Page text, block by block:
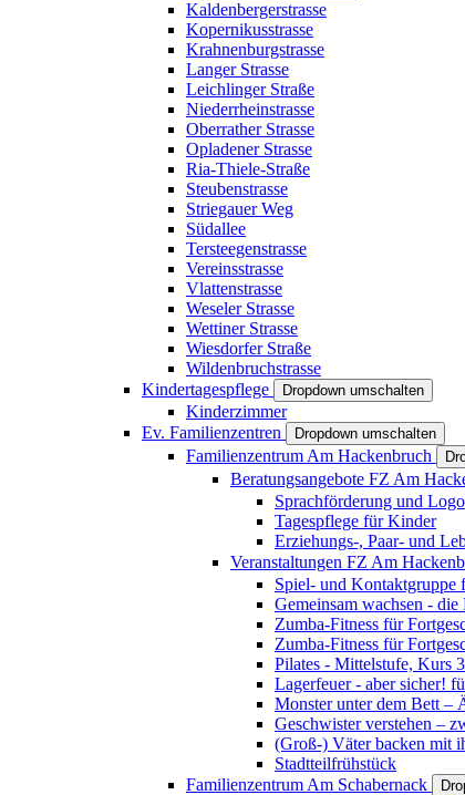
Kaldenbergerstrasse
Kopernikusstrasse
Krahnenburgstrasse
Langer Strasse
Leichlinger Straße
Niederrheinstrasse
Oberrather Strasse
Opladener Strasse
Ria-Thiele-Straße
Steubenstrasse
Striegauer Weg
Südallee
Tersteegenstrasse
Vereinsstrasse
Vlattenstrasse
Weseler Strasse
Wettiner Strasse
Wiesdorfer Straße
Wildenbruchstrasse
Kindertagespflege
Dropdown umschalten
Kinderzimmer
Ev. Familienzentren
Dropdown umschalten
Familienzentrum Am Hackenbruch
Beratungsangebote FZ Am
Sprachförderung und
Tagespflege für Kinder
Erziehungs-, Paar- und
Veranstaltungen FZ Am
Spiel- und Kontaktgruppe
Gemeinsam wachsen -
Zumba-Fitness für
Zumba-Fitness für
Pilates - Mittelstufe, Kurs
Lagerfeuer - aber sicher!
Monster unter dem Bett –
Geschwister verstehen –
(Groß-) Väter backen mit
Stadtteilfrühstück
Familienzentrum Am Schabernack